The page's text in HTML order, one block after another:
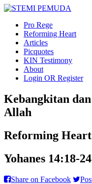
Pro Rege
Reforming Heart
Articles
Picquotes
KIN Testimony
About
Login OR Register
Kebangkitan
Allah
Reforming
Yohanes 14:18-24
Share on Facebook